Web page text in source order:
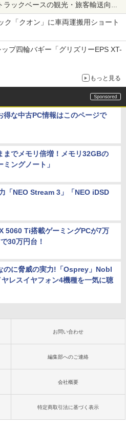
ラックベースの観光・旅客輸送向け
ク「クオン」に車両運搬用ショート
プ四輪バギー「グリズリーEPS XT-
もっと見る
得な中古PC情報はこのページで
までメモリ倍増！メモリ32GBの
ミングノート」
「NEO Stream 3」「NEO iDSD
5060 Ti搭載ゲーミングPCが7万
30万円台！
のに脅威の実力!「Osprey」Nobl
レスイヤフォン4機種を一気に聴
お問い合わせ
編集部へのご連絡
会社概要
特定商取引法に基づく表示